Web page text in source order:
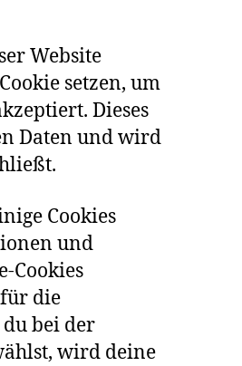
Website
setzen, um
Dieses
Daten und wird
Cookies
und
Cookies
die
bei der
wird deine